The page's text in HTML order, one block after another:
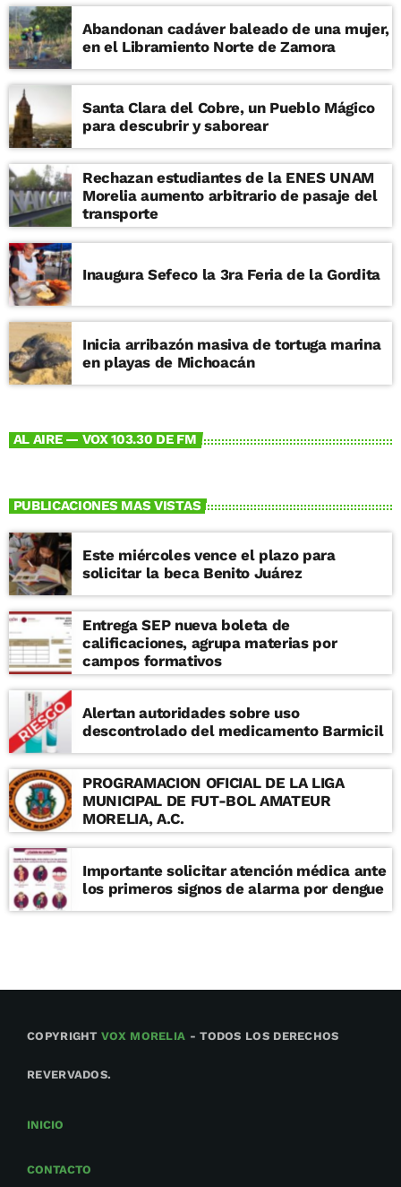
Abandonan cadáver baleado de una mujer,
en el Libramiento Norte de Zamora
Santa Clara del Cobre, un Pueblo Mágico
para descubrir y saborear
Rechazan estudiantes de la ENES UNAM
Morelia aumento arbitrario de pasaje del
transporte
Inaugura Sefeco la 3ra Feria de la Gordita
Inicia arribazón masiva de tortuga marina
en playas de Michoacán
AL AIRE — VOX 103.30 DE FM
PUBLICACIONES MAS VISTAS
Este miércoles vence el plazo para
solicitar la beca Benito Juárez
Entrega SEP nueva boleta de
calificaciones, agrupa materias por
campos formativos
Alertan autoridades sobre uso
descontrolado del medicamento Barmicil
PROGRAMACION OFICIAL DE LA LIGA
MUNICIPAL DE FUT-BOL AMATEUR
MORELIA, A.C.
Importante solicitar atención médica ante
los primeros signos de alarma por dengue
COPYRIGHTVOX MORELIA - TODOS LOS DERECHOS
REVERVADOS.
INICIO
CONTACTO